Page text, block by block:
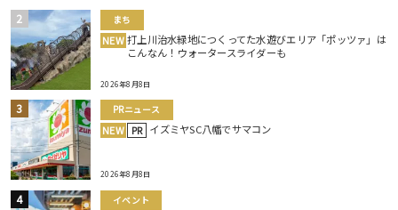
まち
NEW 打上川治水緑地につくってた水遊びエリア「ポッツァ」は
こんなん！ウォータースライダーも
2026年8月8日
PRニュース
NEW PR イズミヤSC八幡でサマコン
2026年8月8日
イベント